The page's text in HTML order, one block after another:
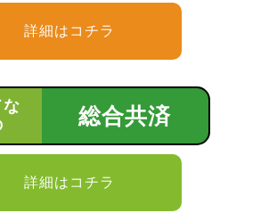
詳細はコチラ
な
総合共済
詳細はコチラ